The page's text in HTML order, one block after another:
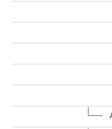
Controle e Fiscalização